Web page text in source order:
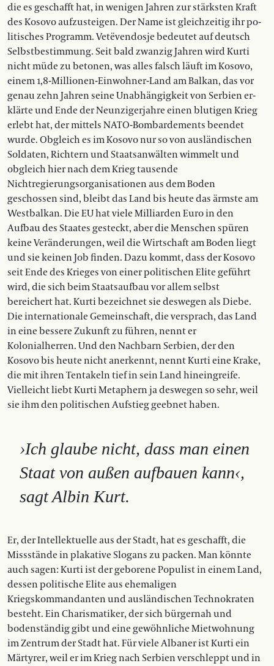
die es geschafft hat, in wenigen Jahren zur stärksten Kraft
des Kosovo aufzusteigen. Der Name ist gleichzeitig ihr po­
litisches Programm. Vetëvendosje be­deutet auf deutsch
Selbstbestimmung. Seit bald zwanzig Jahren wird Kurti
nicht müde zu betonen, was alles falsch läuft im Kosovo,
einem 1,8-Millionen-Einwohner-Land am Balkan, das vor
genau zehn Jahren seine Unabhängigkeit von Serbien er­
klärte und Ende der Neunzigerjahre einen blutigen Krieg
erlebt hat, der mittels NATO-Bombardements beendet
wurde. Obgleich es im Kosovo nur so von ausländischen
Soldaten, Richtern und Staatsanwälten wimmelt und
obgleich hier nach dem Krieg tausende
Nichtregierungsorganisationen aus dem Boden
geschossen sind, bleibt das Land bis heute das ärmste am
Westbalkan. Die EU hat viele Milliarden Euro in den
Aufbau des Staates gesteckt, aber die Menschen spüren
keine Veränderungen, weil die Wirtschaft am Boden liegt
und sie keinen Job finden. Dazu kommt, dass der Kosovo
seit Ende des Krieges von einer politischen Elite geführt
wird, die sich beim Staatsaufbau vor allem selbst
bereichert hat. Kurti bezeichnet sie deswegen als Diebe.
Die internationale Gemeinschaft, die versprach, das Land
in eine bessere Zukunft zu führen, nennt er
Kolonialherren. Und den Nachbarn Serbien, der den
Kosovo bis heute nicht anerkennt, nennt Kurti eine Krake,
die mit ihren Tentakeln tief in sein Land hineingreife.
Vielleicht liebt Kurti Metaphern ja deswegen so sehr, weil
sie ihm den politischen Aufstieg geebnet haben.
›Ich glaube nicht, dass man einen
Staat von außen aufbauen kann‹,
sagt Albin Kurt.
Er, der Intellektuelle aus der Stadt, hat es ge­schafft, die
Missstände in plakative Slogans zu packen. Man könnte
auch sagen: Kurti ist der geborene Populist in einem Land,
dessen politische Elite aus ehemaligen
Kriegskommandanten und ausländischen Technokraten
besteht. Ein Charismatiker, der sich bürgernah und
bodenständig gibt und eine gewöhnliche Mietwohnung
im Zentrum der Stadt hat. Für viele Albaner ist Kurti ein
Märtyrer, weil er im Krieg nach Serbien verschleppt und in